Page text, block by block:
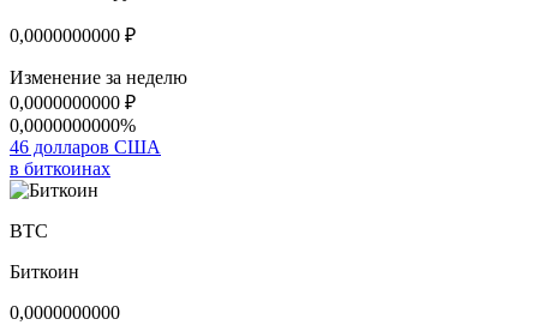
0,0000000000 ₽
Изменение за неделю
0,0000000000 ₽
0,0000000000%
46 долларов США
в биткоинах
BTC
Биткоин
0,0000000000